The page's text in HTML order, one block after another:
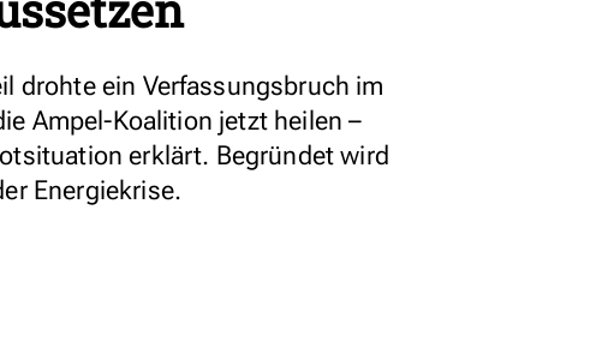
drohte ein Verfassungsbruch im
Ampel-Koalition jetzt heilen –
erklärt. Begründet wird
Energiekrise.